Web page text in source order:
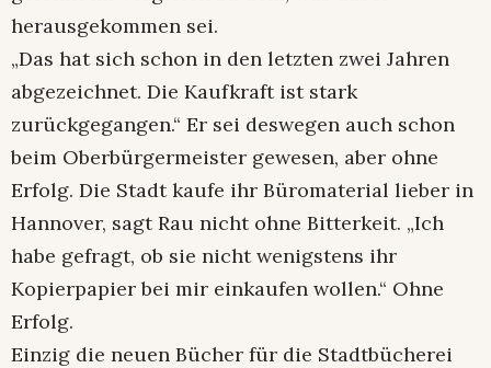
herausgekommen sei.
„Das hat sich schon in den letzten zwei Jahren
abgezeichnet. Die Kaufkraft ist stark
zurückgegangen.“ Er sei deswegen auch schon
beim Oberbürgermeister gewesen, aber ohne
Erfolg. Die Stadt kaufe ihr Büromaterial lieber in
Hannover, sagt Rau nicht ohne Bitterkeit. „Ich
habe gefragt, ob sie nicht wenigstens ihr
Kopierpapier bei mir einkaufen wollen.“ Ohne
Erfolg.
Einzig die neuen Bücher für die Stadtbücherei